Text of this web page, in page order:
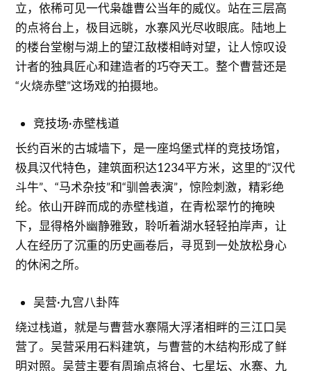
立，依稀可见一代枭雄曹公当年的威仪。站在三层高
的点将台上，极目远眺，水寨风光尽收眼底。陆地上
的楼台堂榭与湖上的望江敌楼相峙对望，让人惊叹设
计者的独具匠心和建造者的巧夺天工。整个曹营还是
“火烧赤壁”这场戏的拍摄地。
竞技场·赤壁栈道
长约百米的古城墙下，是一座坞堡式样的竞技场馆，
极具汉代特色，建筑面积达1234平方米，这里的“汉代
斗牛”、“马术杂技”和“驯兽表演”，惊险刺激，精彩绝
纶。依山开辟而成的赤壁栈道，在青松翠竹的掩映
下，显得格外幽静雅致，聆听着湖水轻轻拍岸声，让
人在经历了沉重的历史画卷后，寻觅到一处放松身心
的休闲之所。
吴营·九宫八卦阵
绕过栈道，就是与曹营水寨隔大浮渚相畔的三江口吴
营了。吴营采用石料建筑，与曹营的木结构形成了鲜
明对照。吴营主要有周瑜点将台、七星坛、水寨、九